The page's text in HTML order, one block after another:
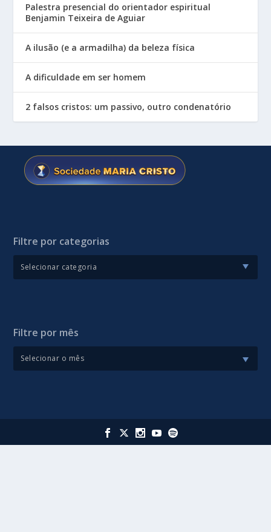
Palestra presencial do orientador espiritual
Benjamin Teixeira de Aguiar
A ilusão (e a armadilha) da beleza física
A dificuldade em ser homem
2 falsos cristos: um passivo, outro condenatório
Filtre por categorias
Filtre por mês